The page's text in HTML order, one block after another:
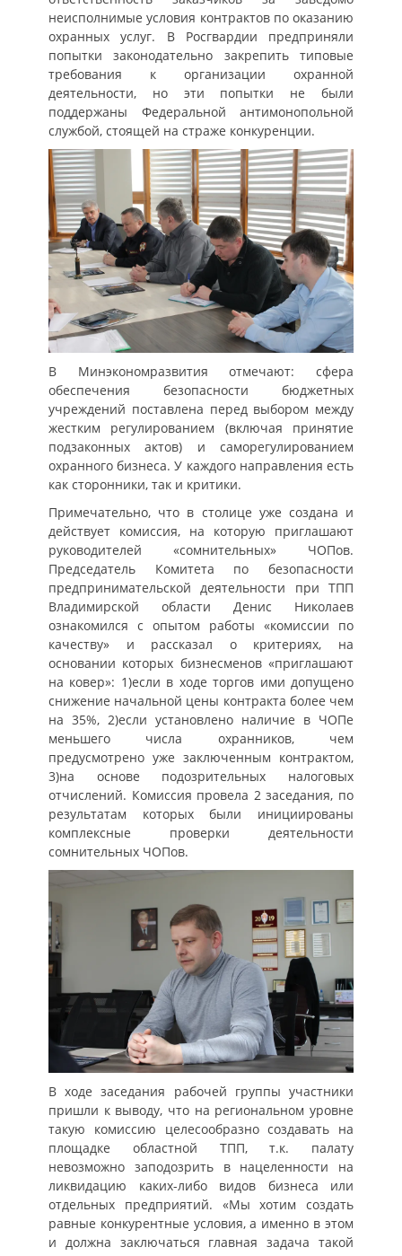
неисполнимые условия контрактов по оказанию
охранных услуг. В Росгвардии предприняли
попытки законодательно закрепить типовые
требования к организации охранной
деятельности, но эти попытки не были
поддержаны Федеральной антимонопольной
службой, стоящей на страже конкуренции.
В Минэкономразвития отмечают: сфера
обеспечения безопасности бюджетных
учреждений поставлена перед выбором между
жестким регулированием (включая принятие
подзаконных актов) и саморегулированием
охранного бизнеса. У каждого направления есть
как сторонники, так и критики.
Примечательно, что в столице уже создана и
действует комиссия, на которую приглашают
руководителей «сомнительных» ЧОПов.
Председатель Комитета по безопасности
предпринимательской деятельности при ТПП
Владимирской области Денис Николаев
ознакомился с опытом работы «комиссии по
качеству» и рассказал о критериях, на
основании которых бизнесменов «приглашают
на ковер»: 1)если в ходе торгов ими допущено
снижение начальной цены контракта более чем
на 35%, 2)если установлено наличие в ЧОПе
меньшего числа охранников, чем
предусмотрено уже заключенным контрактом,
3)на основе подозрительных налоговых
отчислений. Комиссия провела 2 заседания, по
результатам которых были инициированы
комплексные проверки деятельности
сомнительных ЧОПов.
В ходе заседания рабочей группы участники
пришли к выводу, что на региональном уровне
такую комиссию целесообразно создавать на
площадке областной ТПП, т.к. палату
невозможно заподозрить в нацеленности на
ликвидацию каких-либо видов бизнеса или
отдельных предприятий. «Мы хотим создать
равные конкурентные условия, а именно в этом
и должна заключаться главная задача такой